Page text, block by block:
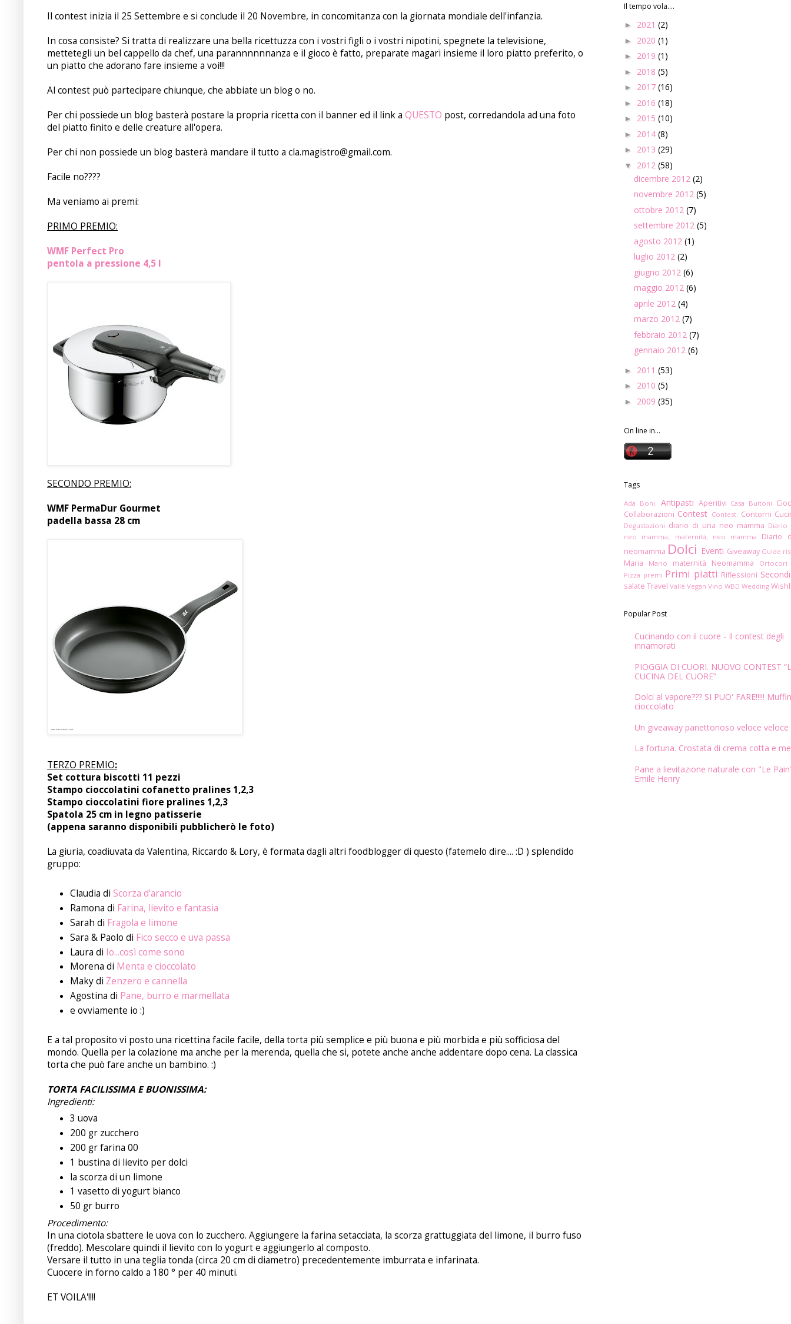
Il contest inizia il 25 Settembre e si conclude il 20 Novembre, in concomitanza con la giornata mondiale dell'infanzia.
In cosa consiste? Si tratta di realizzare una bella ricettuzza con i vostri figli o i vostri nipotini, spegnete la televisione,
mettetegli un bel cappello da chef, una parannnnnnanza e il gioco è fatto, preparate magari insieme il loro piatto preferito, o
un piatto che adorano fare insieme a voi!!!
Al contest può partecipare chiunque, che abbiate un blog o no.
Per chi possiede un blog basterà postare la propria ricetta con il banner ed il link a QUESTO post, corredandola ad una foto
del piatto finito e delle creature all'opera.
Per chi non possiede un blog basterà mandare il tutto a cla.magistro@gmail.com.
Facile no????
Ma veniamo ai premi:
PRIMO PREMIO:
WMF Perfect Pro
pentola a pressione 4,5 l
SECONDO PREMIO:
WMF PermaDur Gourmet
padella bassa 28 cm
TERZO PREMIO:
Set cottura biscotti 11 pezzi
Stampo cioccolatini cofanetto pralines 1,2,3
Stampo cioccolatini fiore pralines 1,2,3
Spatola 25 cm in legno patisserie
(appena saranno disponibili pubblicherò le foto)
La giuria, coadiuvata da Valentina, Riccardo & Lory, è formata dagli altri foodblogger di questo (fatemelo dire.... :D ) splendido
gruppo:
Claudia di Scorza d'arancio
Ramona di Farina, lievito e fantasia
Sarah di Fragola e limone
Sara & Paolo di Fico secco e uva passa
Laura di Io...così come sono
Morena di Menta e cioccolato
Maky di Zenzero e cannella
Agostina di Pane, burro e marmellata
e ovviamente io :)
E a tal proposito vi posto una ricettina facile facile, della torta più semplice e più buona e più morbida e più sofficiosa del
mondo. Quella per la colazione ma anche per la merenda, quella che si, potete anche anche addentare dopo cena. La classica
torta che può fare anche un bambino. :)
TORTA FACILISSIMA E BUONISSIMA:
Ingredienti:
3 uova
200 gr zucchero
200 gr farina 00
1 bustina di lievito per dolci
la scorza di un limone
1 vasetto di yogurt bianco
50 gr burro
Procedimento:
In una ciotola sbattere le uova con lo zucchero. Aggiungere la farina setacciata, la scorza grattuggiata del limone, il burro fuso
(freddo). Mescolare quindi il lievito con lo yogurt e aggiungerlo al composto.
Versare il tutto in una teglia tonda (circa 20 cm di diametro) precedentemente imburrata e infarinata.
Cuocere in forno caldo a 180 ° per 40 minuti.
ET VOILA'!!!!
Il tempo vola....
► 2021 (2)
► 2020 (1)
► 2019 (1)
► 2018 (5)
► 2017 (16)
► 2016 (18)
► 2015 (10)
► 2014 (8)
► 2013 (29)
▼ 2012 (58)
dicembre 2012 (2)
novembre 2012 (5)
ottobre 2012 (7)
settembre 2012 (5)
agosto 2012 (1)
luglio 2012 (2)
giugno 2012 (6)
maggio 2012 (6)
aprile 2012 (4)
marzo 2012 (7)
febbraio 2012 (7)
gennaio 2012 (6)
► 2011 (53)
► 2010 (5)
► 2009 (35)
On line in...
Tags
Ada Boni. Antipasti Aperitivi Casa Buitoni
Collaborazioni Contest Contest. Contorni
Degustazioni diario di una neo mamma Diario
neo mamma; maternità; neo mamma
Diario
neomamma Dolci Eventi Giveaway Guide
Maria Mario maternità Neomamma
Ortocori
Pizza premi Primi piatti Riflessioni Secondi
salate Travel Vallè Vegan Vino WBD Wedding
Popular Post
Cucinando con il cuore - Il contest degli
innamorati
PIOGGIA DI CUORI. NUOVO CONTEST
CUCINA DEL CUORE”
Dolci al vapore??? SI PUO' FARE!!!!!
cioccolato
Un giveaway panettonoso veloce veloce
La fortuna. Crostata di crema cotta e
Pane a lievitazione naturale con "Le
Emile Henry